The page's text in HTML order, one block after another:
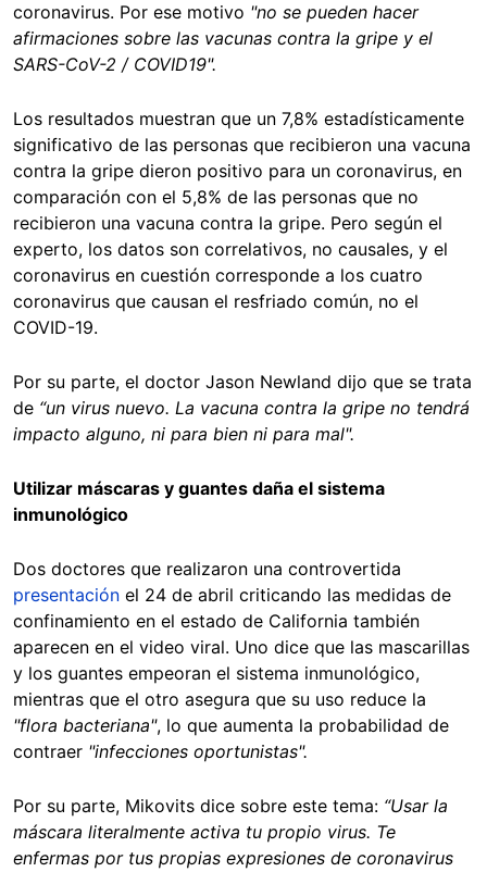
coronavirus. Por ese motivo "no se pueden hacer
afirmaciones sobre las vacunas contra la gripe y el
SARS-CoV-2 / COVID19".
Los resultados muestran que un 7,8% estadísticamente
significativo de las personas que recibieron una vacuna
contra la gripe dieron positivo para un coronavirus, en
comparación con el 5,8% de las personas que no
recibieron una vacuna contra la gripe. Pero según el
experto, los datos son correlativos, no causales, y el
coronavirus en cuestión corresponde a los cuatro
coronavirus que causan el resfriado común, no el
COVID-19.
Por su parte, el doctor Jason Newland dijo que se trata
de “un virus nuevo. La vacuna contra la gripe no tendrá
impacto alguno, ni para bien ni para mal".
Utilizar máscaras y guantes daña el sistema
inmunológico
Dos doctores que realizaron una controvertida
presentación el 24 de abril criticando las medidas de
confinamiento en el estado de California también
aparecen en el video viral. Uno dice que las mascarillas
y los guantes empeoran el sistema inmunológico,
mientras que el otro asegura que su uso reduce la
"flora bacteriana", lo que aumenta la probabilidad de
contraer "infecciones oportunistas".
Por su parte, Mikovits dice sobre este tema: “Usar la
máscara literalmente activa tu propio virus. Te
enfermas por tus propias expresiones de coronavirus